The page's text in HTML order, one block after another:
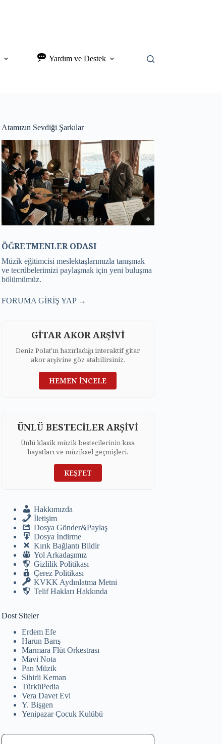
Yardım ve Destek
Atamızın Sevdiği Şarkılar
ÖĞRETMENLER ODASI
Müzik eğitimcisi meslektaşlarımızla tanışmak
ve tecrübelerimizi paylaşmak için yeni buluşma
bölümümüz.
FORUMA GİRİŞ YAP →
GİTAR AKOR ARŞİVİ
Deniz Polat'ın hazırladığı interaktif gitar
akor arşivine göz atabilirsiniz.
HEMEN İNCELE
ÜNLÜ BESTECİLER ARŞİVİ
Ünlü klasik müzik bestecilerinin kısa
hayatları ve müziksel geçmişleri.
KEŞFET
Hakkımızda
İletişim
Dosya Gönder&Paylaş
Dosya İndirme
Kırık Bağlantı Bildir
Yol Arkadaşımız
Gizlilik Politikası
Çerez Politikası
KVKK Aydınlatma Metni
Telif Hakları Hakkında
Dost Siteler
Erdem Efe
Harun Barış
Marmara Flüt Orkestrası
Mavi Nota
Pan Müzik
Sihirli Keman
TürküPedia
Vera Davet Evi
Y. Bişgen
Yenipazar Çocuk Kulübü